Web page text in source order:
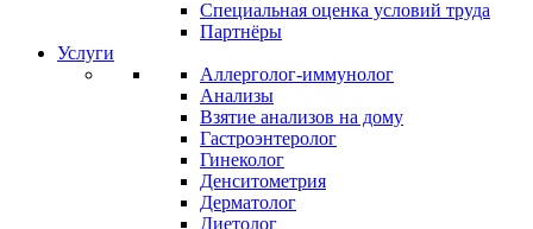
Специальная оценка условий труда
Партнёры
Услуги
Аллерголог-иммунолог
Анализы
Взятие анализов на дому
Гастроэнтеролог
Гинеколог
Денситометрия
Дерматолог
Диетолог